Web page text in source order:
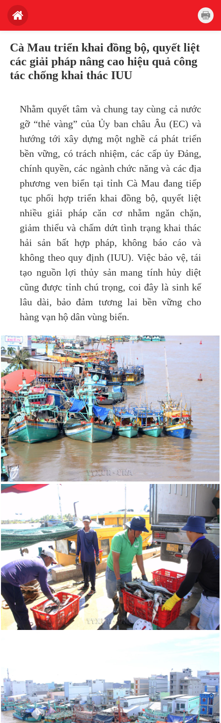
Cà Mau triển khai đồng bộ, quyết liệt
các giải pháp nâng cao hiệu quả công
tác chống khai thác IUU
Nhằm quyết tâm và chung tay cùng cả nước
gỡ “thẻ vàng” của Ủy ban châu Âu (EC) và
hướng tới xây dựng một nghề cá phát triển
bền vững, có trách nhiệm, các cấp ủy Đảng,
chính quyền, các ngành chức năng và các địa
phương ven biển tại tỉnh Cà Mau đang tiếp
tục phối hợp triển khai đồng bộ, quyết liệt
nhiều giải pháp căn cơ nhằm ngăn chặn,
giảm thiểu và chấm dứt tình trạng khai thác
hải sản bất hợp pháp, không báo cáo và
không theo quy định (IUU). Việc bảo vệ, tái
tạo nguồn lợi thủy sản mang tính hủy diệt
cũng được tỉnh chú trọng, coi đây là sinh kế
lâu dài, bảo đảm tương lai bền vững cho
hàng vạn hộ dân vùng biển.